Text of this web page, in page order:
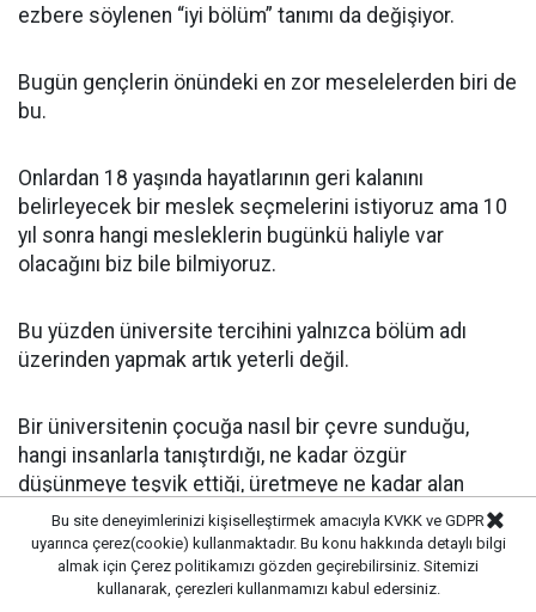
ezbere söylenen “iyi bölüm” tanımı da değişiyor.
Bugün gençlerin önündeki en zor meselelerden biri de
bu.
Onlardan 18 yaşında hayatlarının geri kalanını
belirleyecek bir meslek seçmelerini istiyoruz ama 10
yıl sonra hangi mesleklerin bugünkü haliyle var
olacağını biz bile bilmiyoruz.
Bu yüzden üniversite tercihini yalnızca bölüm adı
üzerinden yapmak artık yeterli değil.
Bir üniversitenin çocuğa nasıl bir çevre sunduğu,
hangi insanlarla tanıştırdığı, ne kadar özgür
düşünmeye teşvik ettiği, üretmeye ne kadar alan
açtığı da en az ders programı kadar önemli.
Çünkü okul başarısıyla hayat başarısı arasındaki ilişki
Bu site deneyimlerinizi kişiselleştirmek amacıyla KVKK ve GDPR
uyarınca çerez(cookie) kullanmaktadır. Bu konu hakkında detaylı bilgi
almak için Çerez politikamızı gözden geçirebilirsiniz. Sitemizi
kullanarak, çerezleri kullanmamızı kabul edersiniz.